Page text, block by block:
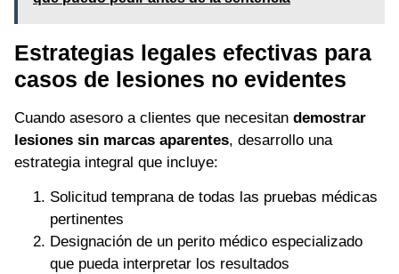
Estrategias legales efectivas para
casos de lesiones no evidentes
Cuando asesoro a clientes que necesitan demostrar
lesiones sin marcas aparentes, desarrollo una
estrategia integral que incluye:
Solicitud temprana de todas las pruebas médicas
pertinentes
Designación de un perito médico especializado
que pueda interpretar los resultados